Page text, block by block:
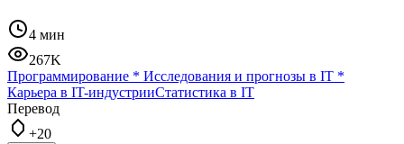
4 мин
267K
Программирование * Исследования и прогнозы в IT *
Карьера в IT-индустрииСтатистика в IT
Перевод
+20